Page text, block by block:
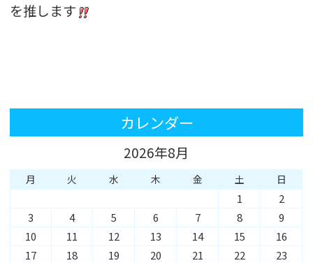
を推します
カレンダー
2026年8月
月 火 水 木 金 土 日
1
2
3
4 5 6 7 8
9
10
11 12 13 14 15
16
17
18 19 20 21 22
23